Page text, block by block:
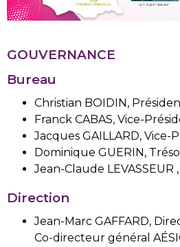
GOUVERNANCE
Bureau
Christian BOIDIN,
Franck CABAS, Vice-
Jacques GAILLARD, Vice-
Dominique GUERIN,
Jean-Claude LEVASSEUR
Direction
Jean-Marc GAFFARD,
Co-directeur général